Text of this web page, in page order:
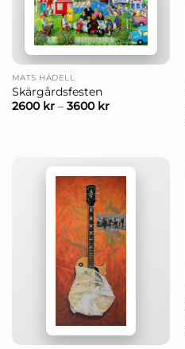
MATS HÅDELL
Skärgårdsfesten
2600 kr– 3600 kr